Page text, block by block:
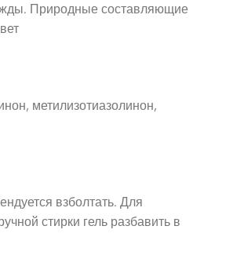
Природные составляющие
метилизотиазолинон,
взболтать. Для
стирки гель разбавить в